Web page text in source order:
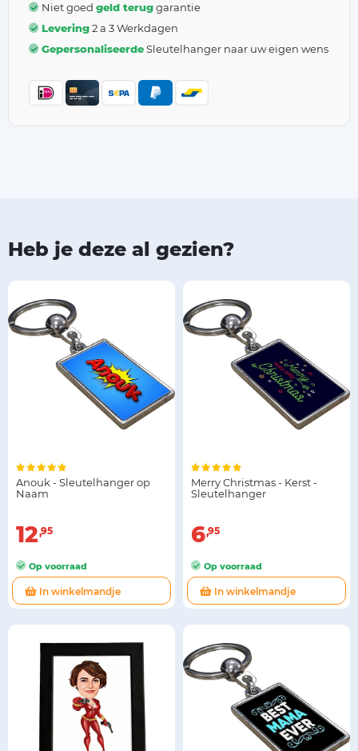
Niet goed geld teruggarantie
Levering2 a 3 Werkdagen
GepersonaliseerdeSleutelhanger naar uw eigen wens
Heb je deze al gezien?
Anouk - Sleutelhanger op
Naam
12 95
Op voorraad
In winkelmandje
Merry Christmas - Kerst -
Sleutelhanger
6 95
Op voorraad
In winkelmandje